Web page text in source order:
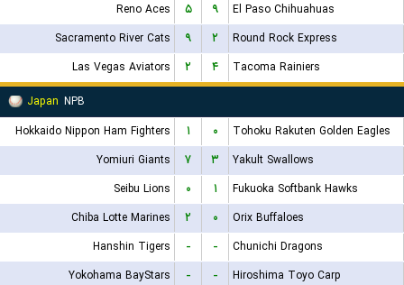
Reno Aces
۵ ۹
El Paso Chihuahuas
Sacramento River Cats
۹ ۲
Round Rock Express
Las Vegas Aviators
۲ ۴
Tacoma Rainiers
Japan NPB
Hokkaido Nippon Ham Fighters
۱ ۰
Tohoku Rakuten Golden Eagles
Yomiuri Giants
۷ ۳
Yakult Swallows
Seibu Lions
۰ ۱
Fukuoka Softbank Hawks
Chiba Lotte Marines
۲ ۰
Orix Buffaloes
Hanshin Tigers
- -
Chunichi Dragons
Yokohama BayStars
- -
Hiroshima Toyo Carp